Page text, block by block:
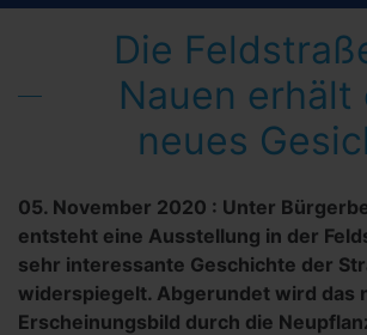
Die
Nauen erhält
neues
05. November 2020 : Unter
entsteht eine Ausstellung in der
sehr interessante Geschichte der
widerspiegelt. Abgerundet wird das
Erscheinungsbild durch die